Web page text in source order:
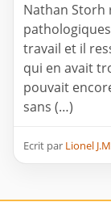
Nathan Storh
travail et il
qui en avait
pouvait
sans (…)
Ecrit par Lionel